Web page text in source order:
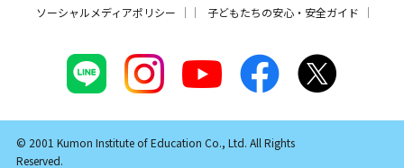
ソーシャルメディアポリシー
子どもたちの安心・安全ガイド
© 2001 Kumon Institute of Education Co., Ltd. All Rights
Reserved.